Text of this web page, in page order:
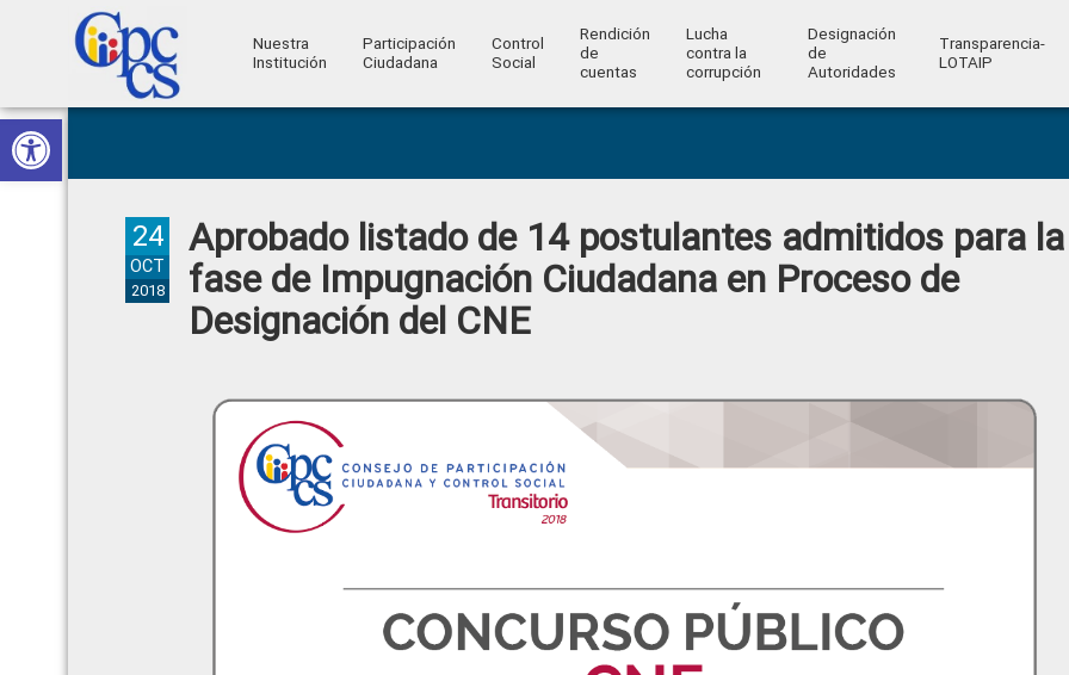
Abrir barra de herramientas
Skip
to
primary
Skip
to
main
Skip
to
primary
Skip
to
footer
Ciudadana
Control
Ciudadano
Nuestra
Institución
Participación
Ciudadana
Control
Social
Rendición
de
cuentas
Lucha
contra la
corrupción
Designación
de
Autoridades
Transparencia-
LOTAIP
Aprobado listado de 14 postulantes admitidos para la
fase de Impugnación Ciudadana en Proceso de
Designación del CNE
24
OCT
2018